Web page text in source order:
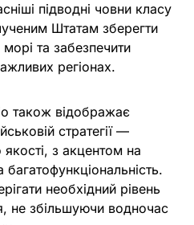
підводні човни класу
Штатам зберегти
та забезпечити
регіонах.
також відображає
стратегії —
якості, з акцентом на
багатофункціональність.
необхідний рівень
не збільшуючи водночас